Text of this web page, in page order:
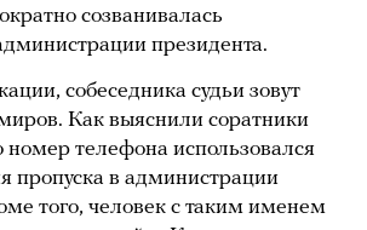
созванивалась
президента.
собеседника судьи зовут
Как выяснили соратники
номер телефона использовался
пропуска в администрации
того, человек с таким именем